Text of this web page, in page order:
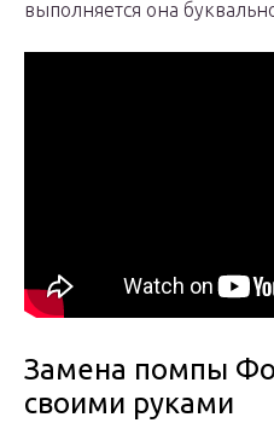
выполняется она
Замена помпы
своими руками